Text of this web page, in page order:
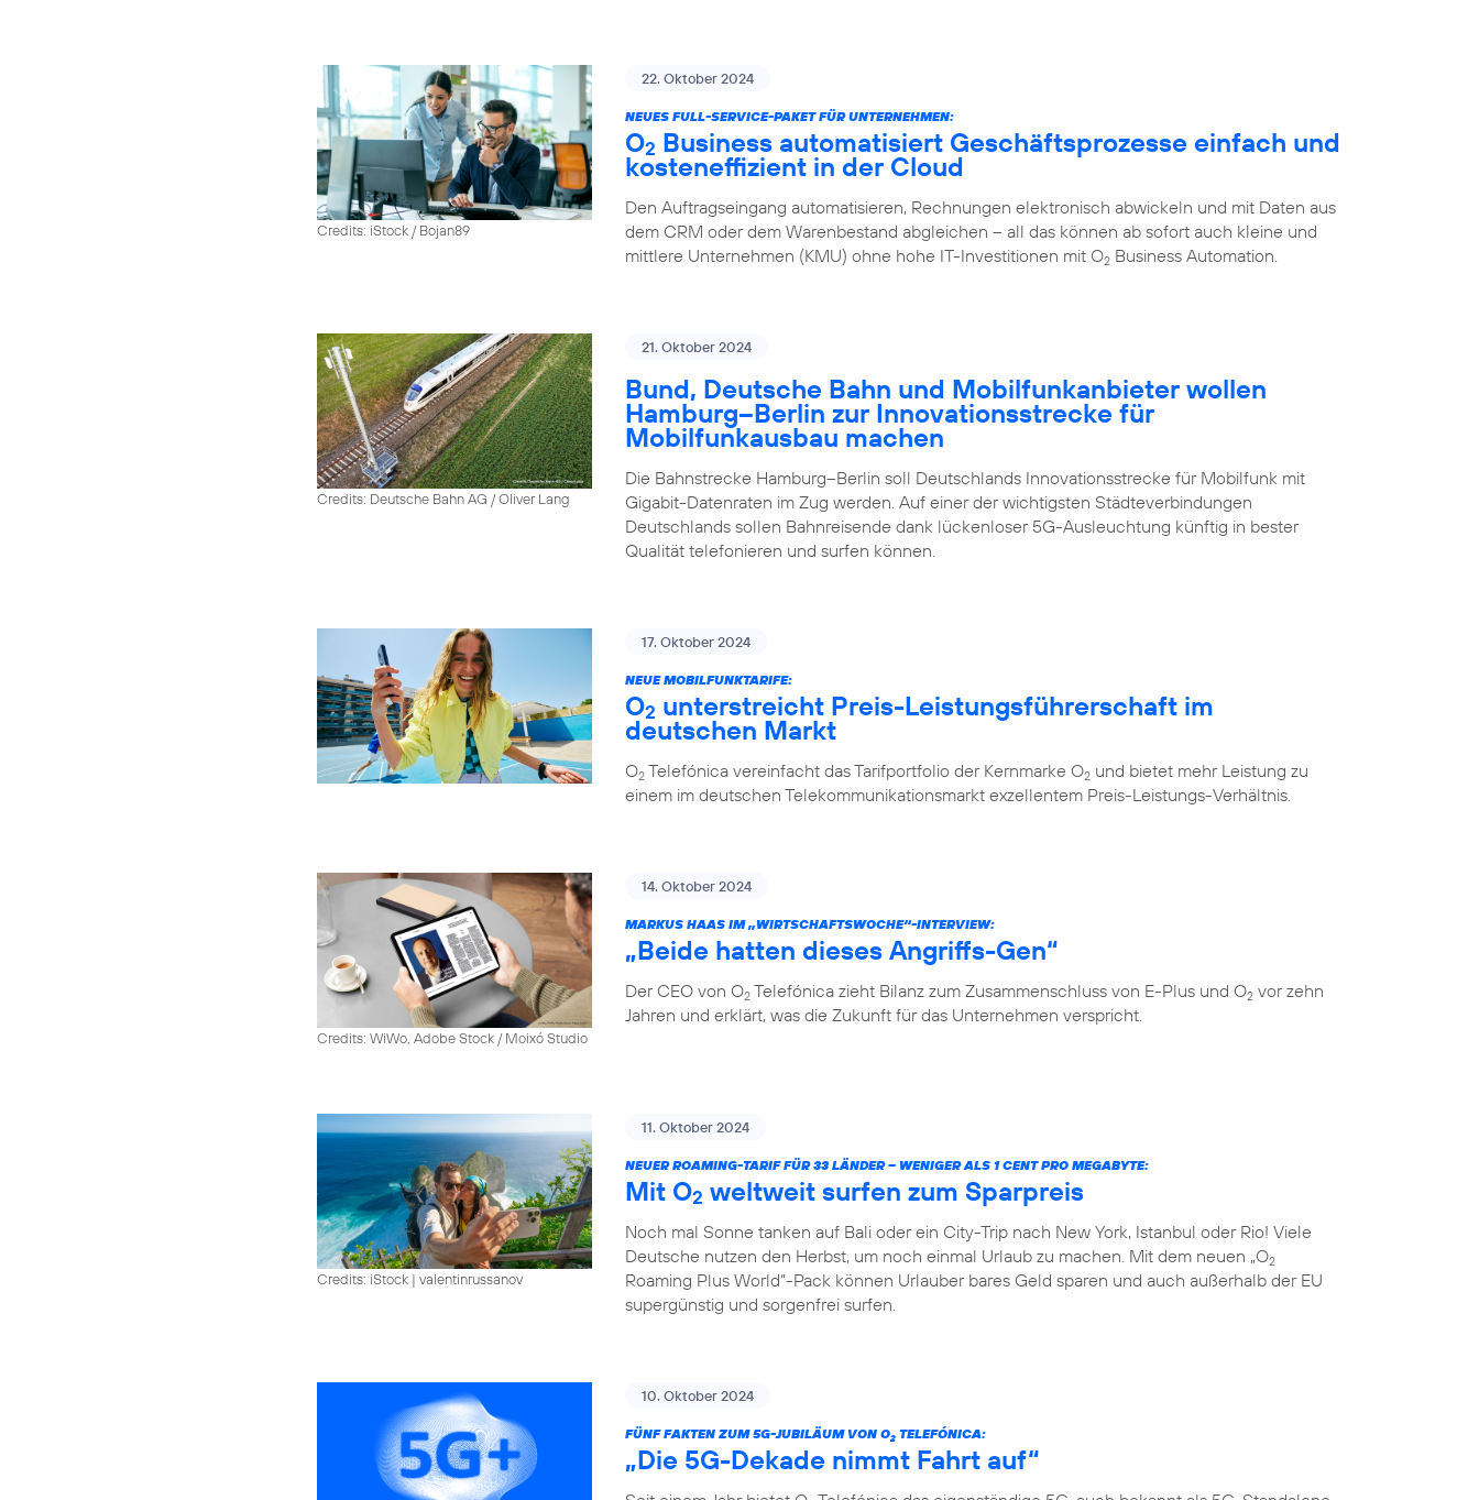
Credits: iStock / Bojan89
22. Oktober 2024
NEUES FULL-SERVICE-PAKET FÜR UNTERNEHMEN:
O2 Business automatisiert Geschäftsprozesse einfach und
kosteneffizient in der Cloud
Den Auftragseingang automatisieren, Rechnungen elektronisch abwickeln und mit Daten aus
dem CRM oder dem Warenbestand abgleichen – all das können ab sofort auch kleine und
mittlere Unternehmen (KMU) ohne hohe IT-Investitionen mit O2 Business Automation.
Credits: Deutsche Bahn AG / Oliver Lang
21. Oktober 2024
Bund, Deutsche Bahn und Mobilfunkanbieter wollen
Hamburg–Berlin zur Innovationsstrecke für
Mobilfunkausbau machen
Die Bahnstrecke Hamburg–Berlin soll Deutschlands Innovationsstrecke für Mobilfunk mit
Gigabit-Datenraten im Zug werden. Auf einer der wichtigsten Städteverbindungen
Deutschlands sollen Bahnreisende dank lückenloser 5G-Ausleuchtung künftig in bester
Qualität telefonieren und surfen können.
17. Oktober 2024
NEUE MOBILFUNKTARIFE:
O2 unterstreicht Preis-Leistungsführerschaft im
deutschen Markt
O2 Telefónica vereinfacht das Tarifportfolio der Kernmarke O2 und bietet mehr Leistung zu
einem im deutschen Telekommunikationsmarkt exzellentem Preis-Leistungs-Verhältnis.
Credits: WiWo, Adobe Stock / Moixó Studio
14. Oktober 2024
MARKUS HAAS IM „WIRTSCHAFTSWOCHE“-INTERVIEW:
„Beide hatten dieses Angriffs-Gen“
Der CEO von O2 Telefónica zieht Bilanz zum Zusammenschluss von E-Plus und O2 vor zehn
Jahren und erklärt, was die Zukunft für das Unternehmen verspricht.
Credits: iStock | valentinrussanov
11. Oktober 2024
NEUER ROAMING-TARIF FÜR 33 LÄNDER – WENIGER ALS 1 CENT PRO MEGABYTE:
Mit O2 weltweit surfen zum Sparpreis
Noch mal Sonne tanken auf Bali oder ein City-Trip nach New York, Istanbul oder Rio! Viele
Deutsche nutzen den Herbst, um noch einmal Urlaub zu machen. Mit dem neuen „O2
Roaming Plus World“-Pack können Urlauber bares Geld sparen und auch außerhalb der EU
supergünstig und sorgenfrei surfen.
10. Oktober 2024
FÜNF FAKTEN ZUM 5G-JUBILÄUM VON O2 TELEFÓNICA:
„Die 5G-Dekade nimmt Fahrt auf“